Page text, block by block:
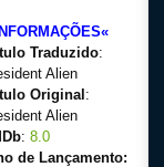
Traduzido:
Alien
Original :
Alien
: 8.0
de Lançamento: